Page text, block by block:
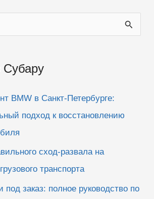
BMW в Санкт-Петербурге:
подход к восстановлению
сход-развала на
транспорта
под заказ: полное руководство по